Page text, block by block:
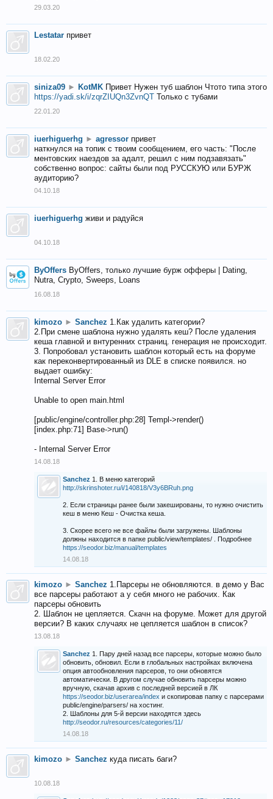
29.03.20
Lestatar привет
18.02.20
siniza09 ► KotMK Привет Нужен туб шаблон Чтото типа этого
https://yadi.sk/i/zqrZIUQn3ZvnQT Только с тубами
22.01.20
iuerhiguerhg ► agressor привет
наткнулся на топик с твоим сообщением, его часть: "После
ментовских наездов за адалт, решил с ним подзавязать"
собственно вопрос: сайты были под РУССКУЮ или БУРЖ
аудиторию?
04.10.18
iuerhiguerhg живи и радуйся
04.10.18
ByOffers ByOffers, только лучшие бурж офферы | Dating,
Nutra, Crypto, Sweeps, Loans
16.08.18
kimozo ► Sanchez 1.Как удалить категории?
2.При смене шаблона нужно удалять кеш? После удаления
кеша главной и внтуренних страниц. генерация не происходит.
3. Попробовал установить шаблон который есть на форуме
как переконвертированный из DLE в списке появился. но
выдает ошибку:
Internal Server Error
Unable to open main.html
[public/engine/controller.php:28] Templ->render()
[index.php:71] Base->run()
- Internal Server Error
14.08.18
Sanchez 1. В меню категорий
http://skrinshoter.ru/i/140818/V3y6BRuh.png
2. Если страницы ранее были закешированы, то нужно очистить
кеш в меню Кеш - Очистка кеша.
3. Скорее всего не все файлы были загружены. Шаблоны
должны находится в папке public/view/templates/ . Подробнее
https://seodor.biz/manual/templates
14.08.18
kimozo ► Sanchez 1.Парсеры не обновляются. в демо у Вас
все парсеры работают а у себя много не рабочих. Как
парсеры обновить
2. Шаблон не цепляется. Скачн на форуме. Может для другой
версии? В каких случаях не цепляется шаблон в список?
13.08.18
Sanchez 1. Пару дней назад все парсеры, которые можно было
обновить, обновил. Если в глобальных настройках включена
опция автообновления парсеров, то они обновятся
автоматически. В другом случае обновить парсеры можно
вручную, скачав архив с последней версией в ЛК
https://seodor.biz/userarea/index и скопировав папку с парсерами
public/engine/parsers/ на хостинг.
2. Шаблоны для 5-й версии находятся здесь
http://seodor.ru/resources/categories/11/
14.08.18
kimozo ► Sanchez куда писать баги?
10.08.18